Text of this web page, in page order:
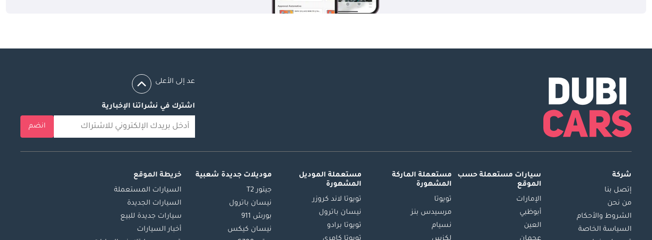
عد إلى الأعلى
اشترك في نشراتنا الإخبارية
انضم
شركة
إتصل بنا
من نحن
الشروط والأحكام
السياسة الخاصة
سيارات مستعملة حسب
الموقع
الإمارات
أبوظبي
العين
مستعملة الماركة
المشهورة
تويوتا
مرسيدس بنز
نسيام
مستعملة الموديل
المشهورة
تويوتا لاند كروزر
نيسان باترول
تويوتا برادو
موديلات جديدة شعبية
جيتور T2
نيسان باترول
بورش 911
نيسان كيكس
خريطة الموقع
السيارات المستعملة
السيارات الجديدة
سيارات جديدة للبيع
أخبار السيارات